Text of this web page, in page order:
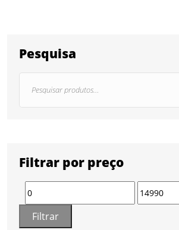
Pesquisa
Filtrar por preço
Filtrar